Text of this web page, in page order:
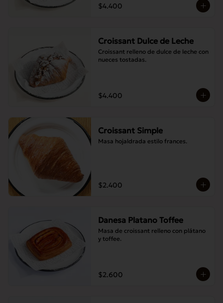
$4.400
Croissant Dulce de Leche
Croissant relleno de dulce de leche con
nueces tostadas.
$4.400
Croissant Simple
Masa hojaldrada estilo frances.
$2.400
Danesa Platano Toffee
Masa de croissant relleno con plátano
y toffee.
$2.600